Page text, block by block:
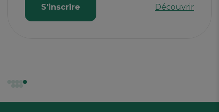
S'inscrire Découvrir